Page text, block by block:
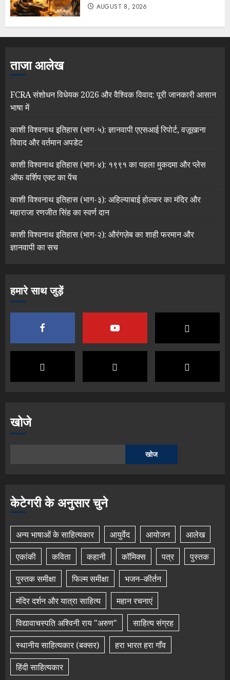
AUGUST 8, 2026
ताजा आलेख
FCRA संशोधन विधेयक 2026 और वैश्विक विवाद: पूरी जानकारी आसान
भाषा में
काशी विश्वनाथ इतिहास (भाग-५): ज्ञानवापी एएसआई रिपोर्ट, वज़ूखाना
विवाद और वर्तमान अपडेट
काशी विश्वनाथ इतिहास (भाग-४): १९९१ का पहला मुकदमा और प्लेस
ऑफ वर्शिप एक्ट का पेंच
काशी विश्वनाथ इतिहास (भाग-३): अहिल्याबाई होल्कर का मंदिर और
महाराजा रणजीत सिंह का स्वर्ण दान
काशी विश्वनाथ इतिहास (भाग-२): औरंगज़ेब का शाही फरमान और
ज्ञानवापी का सच
हमारे साथ जुड़ें
खोजे
खोज
केटेगरी के अनुसार चुने
अन्य भाषाओं के साहित्यकार आयुर्वेद आयोजन
आलेख
एकांकी
कविता कहानी कॉमिक्स पत्र
पुस्तक
पुस्तक समीक्षा
फिल्म समीक्षा
भजन–कीर्तन
मंदिर दर्शन और यात्रा साहित्य
महान रचनाएं
विद्यावाचस्पति अश्विनी राय "अरुण"
साहित्य संग्रह
स्थानीय साहित्यकार (बक्सर)
हरा भारत हरा गाँव
हिंदी साहित्यकार